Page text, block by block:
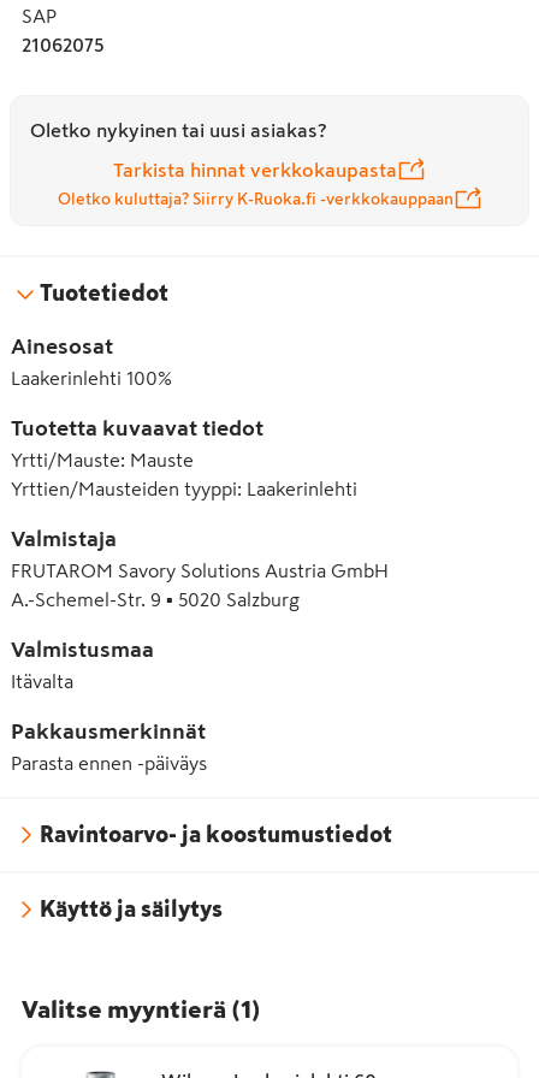
SAP
21062075
Oletko nykyinen tai uusi asiakas?
Tarkista hinnat verkkokaupasta
Oletko kuluttaja? Siirry K-Ruoka.fi -verkkokauppaan
Tuotetiedot
Ainesosat
Laakerinlehti 100%
Tuotetta kuvaavat tiedot
Yrtti/Mauste: Mauste
Yrttien/Mausteiden tyyppi: Laakerinlehti
Valmistaja
FRUTAROM Savory Solutions Austria GmbH
A.-Schemel-Str. 9 ▪ 5020 Salzburg
Valmistusmaa
Itävalta
Pakkausmerkinnät
Parasta ennen -päiväys
Ravintoarvo- ja koostumustiedot
Käyttö ja säilytys
Valitse myyntierä (1)